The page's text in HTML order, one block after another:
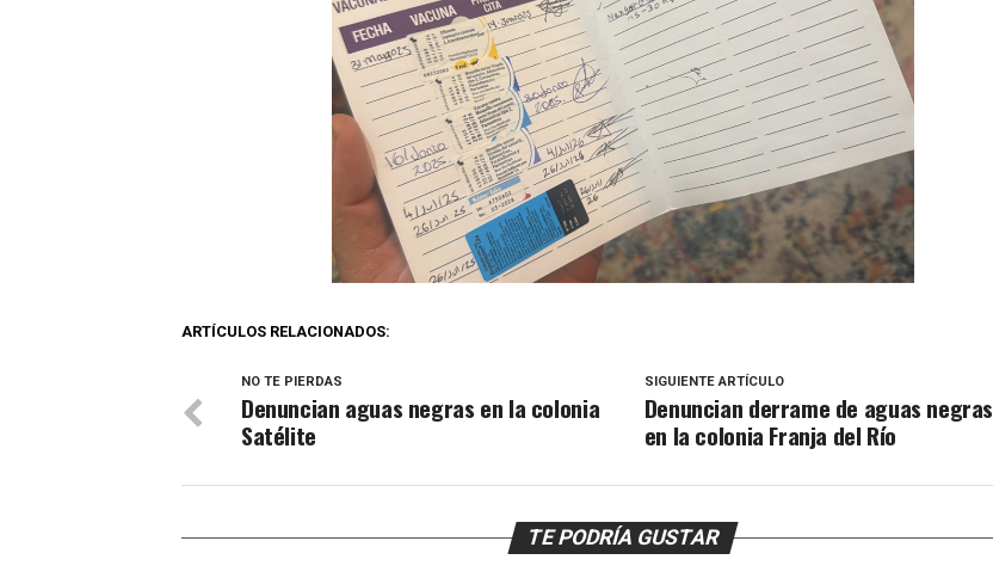
ARTÍCULOS RELACIONADOS:
SIGUIENTE ARTÍCULO
Denuncian derrame de aguas negras
en la colonia Franja del Río
NO TE PIERDAS
Denuncian aguas negras en la colonia
Satélite
TE PODRÍA GUSTAR